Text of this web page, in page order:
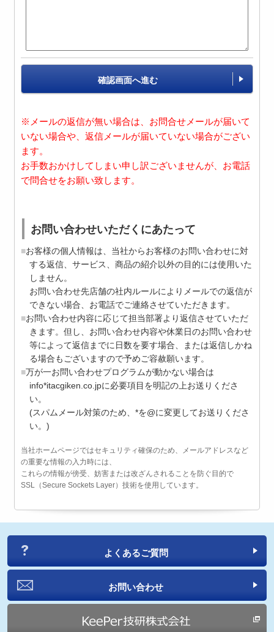
確認画面へ進む
※メールの返信が無い場合は、お問合せメールが届いて
いない場合や、返信メールが届いていない場合がござい
ます。
お手数おかけしてしまい申し訳ございませんが、お電話
で問合せをお願い致します。
お問い合わせいただくにあたって
お客様の個人情報は、当社からお客様のお問い合わせに対
する返信、サービス、商品の紹介以外の目的には使用いた
しません。
お問い合わせ先店舗の社内ルールによりメールでの返信が
できない場合、お電話でご連絡させていただきます。
お問い合わせ内容に応じて担当部署より返信させていただ
きます。但し、お問い合わせ内容や休業日のお問い合わせ
等によって返信までに日数を要す場合、または返信しかね
る場合もございますので予めご容赦願います。
万が一お問い合わせプログラムが動かない場合は
info*itacgiken.co.jpに必要項目を明記の上お送りくださ
い。
(スパムメール対策のため、*を@に変更してお送りくださ
い。)
当社ホームページではセキュリティ確保のため、メールアドレスなど
の重要な情報の入力時には、
これらの情報が傍受、妨害または改ざんされることを防ぐ目的で
SSL（Secure Sockets Layer）技術を使用しています。
よくあるご質問
お問い合わせ